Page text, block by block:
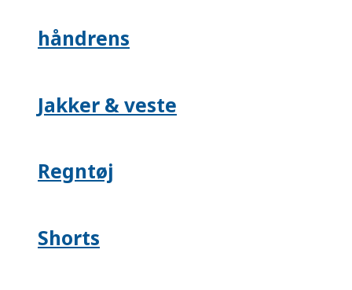
håndrens
Jakker & veste
Regntøj
Shorts